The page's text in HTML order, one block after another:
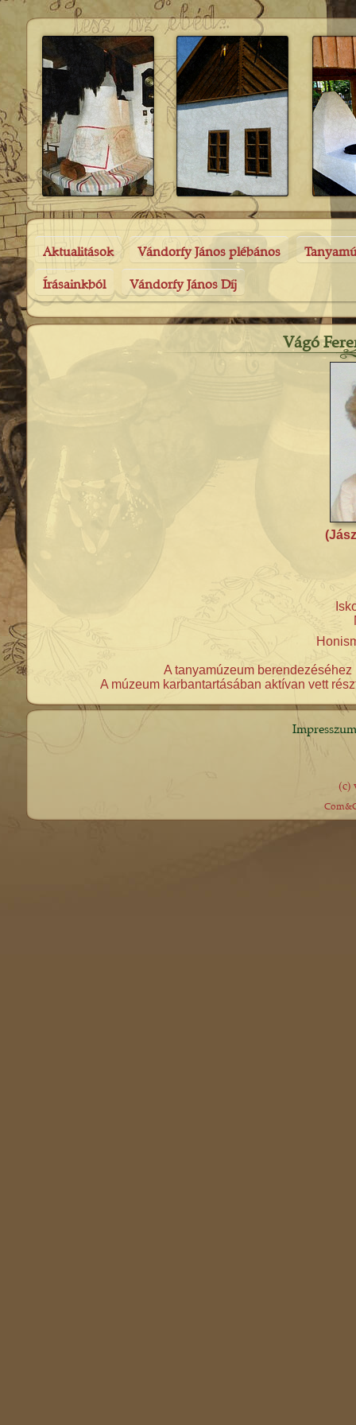
Aktualitások Vándorfy János plébános
Írásainkból Vándorfy János Díj
Vágó
A tanyamúzeum
A múzeum karbantartásában aktívan vett
Impresszum
(c)